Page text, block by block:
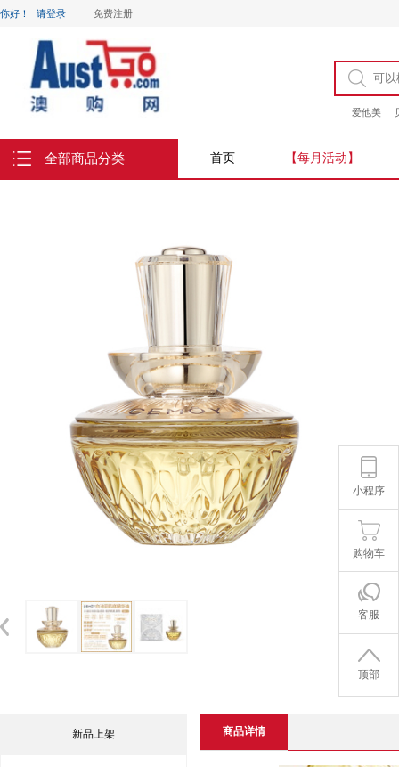
你好！ 请登录 免费注册
爱他美
全部商品分类 首页 【每月活动】
新品上架 商品详情
小程序
购物车
客服
顶部